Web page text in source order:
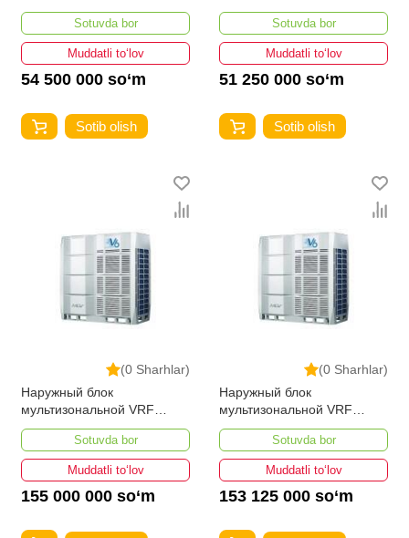
системы MDV MDVS-
280W/DRN1Sotuvda bor
Muddatli to‘lov
54 500 000 so‘m
Sotib olish
системы MDVS-252W/DRN1
Sotuvda bor
Muddatli to‘lov
51 250 000 so‘m
Sotib olish
(0 Sharhlar)
Наружный блок
мультизональной VRF
системы MDV MDV6-
900WV2GN1Sotuvda bor
Muddatli to‘lov
155 000 000 so‘m
(0 Sharhlar)
Наружный блок
мультизональной VRF
системы MDV MDV6-
850WV2GN1Sotuvda bor
Muddatli to‘lov
153 125 000 so‘m